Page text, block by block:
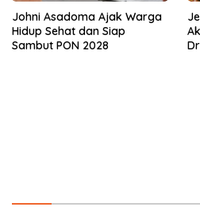
Johni Asadoma Ajak Warga
Hidup Sehat dan Siap
Sambut PON 2028